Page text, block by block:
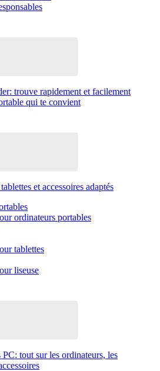
trouve rapidement et facilement
qui te convient
et accessoires adaptés
ordinateurs portables
tablettes
liseuse
tout sur les ordinateurs, les